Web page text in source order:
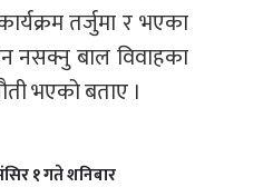
तर्जुमा र भएका
नसक्नु बाल विवाहका
भएको बताए ।
१ गते शनिबार